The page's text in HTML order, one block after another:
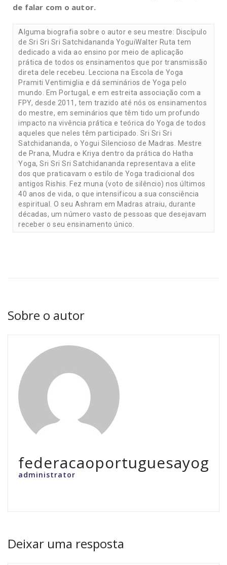
de falar com o autor.
Alguma biografia sobre o autor e seu mestre: Discípulo
de Sri Sri Sri Satchidananda YoguiWalter Ruta tem
dedicado a vida ao ensino por meio de aplicação
prática de todos os ensinamentos que por transmissão
direta dele recebeu. Lecciona na Escola de Yoga
Pramiti Ventimiglia e dá seminários de Yoga pelo
mundo. Em Portugal, e em estreita associação com a
FPY, desde 2011, tem trazido até nós os ensinamentos
do mestre, em seminários que têm tido um profundo
impacto na vivência prática e teórica do Yoga de todos
aqueles que neles têm participado. Sri Sri Sri
Satchidananda, o Yogui Silencioso de Madras. Mestre
de Prana, Mudra e Kriya dentro da prática do Hatha
Yoga, Sri Sri Sri Satchidananda representava a elite
dos que praticavam o estilo de Yoga tradicional dos
antigos Rishis. Fez muna (voto de silêncio) nos últimos
40 anos de vida, o que intensificou a sua consciência
espiritual. O seu Ashram em Madras atraiu, durante
décadas, um número vasto de pessoas que desejavam
receber o seu ensinamento único.
Sobre o autor
administrator
Deixar uma resposta